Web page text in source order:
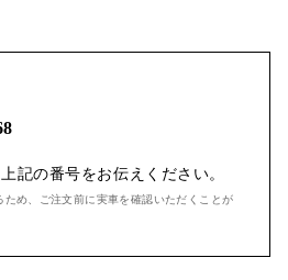
記の番号をお伝えください。
め、ご注文前に実車を確認いただくことが